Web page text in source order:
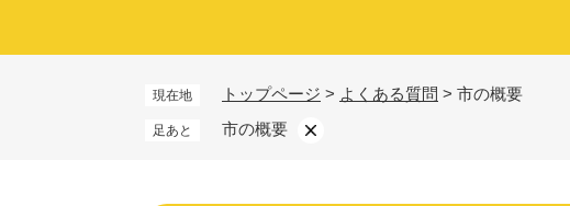
登録・届け出・証明
現在地 トップページ > よくある質問 > 市の概要
足あと 市の概要